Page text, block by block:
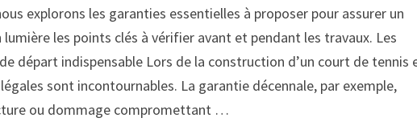
explorons les garanties essentielles à proposer pour assurer un
les points clés à vérifier avant et pendant les travaux. Les
départ indispensable Lors de la construction d’un court de tennis
sont incontournables. La garantie décennale, par exemple,
ou dommage compromettant …